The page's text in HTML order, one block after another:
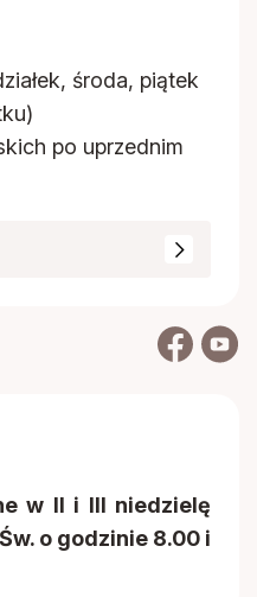
środa, piątek
po uprzednim
w II i III niedzielę
o godzinie 8.00 i